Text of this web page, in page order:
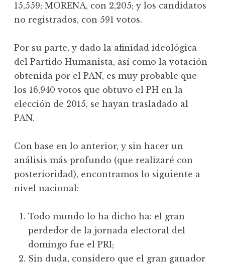
15,559; MORENA, con 2,205; y los candidatos
no registrados, con 591 votos.
Por su parte, y dado la afinidad ideológica
del Partido Humanista, así como la votación
obtenida por el PAN, es muy probable que
los 16,940 votos que obtuvo el PH en la
elección de 2015, se hayan trasladado al
PAN.
Con base en lo anterior, y sin hacer un
análisis más profundo (que realizaré con
posterioridad), encontramos lo siguiente a
nivel nacional:
Todo mundo lo ha dicho ha: el gran
perdedor de la jornada electoral del
domingo fue el PRI;
Sin duda, considero que el gran ganador